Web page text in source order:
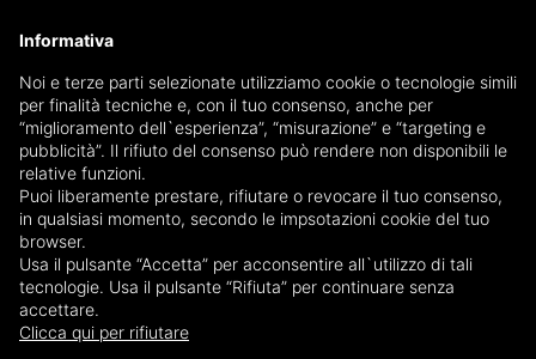
Ricevi copia del giornale via mail
Scegli giornale
49 risultati per
di Asti
Ricevi copia del giornale via mail
Edizione
×Asti
E-mail
Sono maggiorenne, ho letto e accetto lecondizionie l'informativa
privacy
Informativa
Noi e terze parti selezionate utilizziamo cookie o tecnologie simili
per finalità tecniche e, con il tuo consenso, anche per
“miglioramento dell`esperienza”, “misurazione” e “targeting e
pubblicità”. Il rifiuto del consenso può rendere non disponibili le
relative funzioni.
Puoi liberamente prestare, rifiutare o revocare il tuo consenso,
in qualsiasi momento, secondo le impsotazioni cookie del tuo
browser.
Usa il pulsante “Accetta” per acconsentire all`utilizzo di tali
tecnologie. Usa il pulsante “Rifiuta” per continuare senza
accettare.
Clicca qui per rifiutare